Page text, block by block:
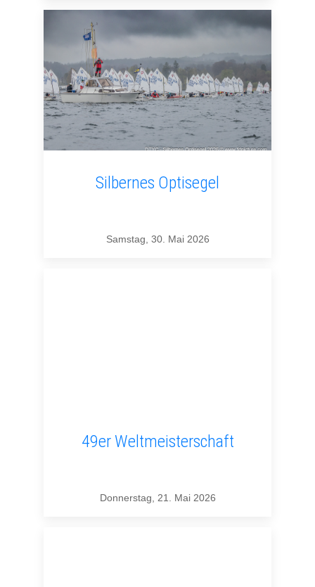
Silbernes Optisegel
Samstag, 30. Mai 2026
49er Weltmeisterschaft
Donnerstag, 21. Mai 2026